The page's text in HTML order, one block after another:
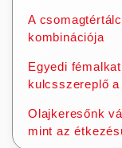
A
kombinációja
Egyedi
kulcsszereplő
Olajkeresőnk
mint az